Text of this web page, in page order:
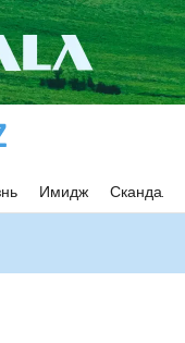
Имидж Скандалы